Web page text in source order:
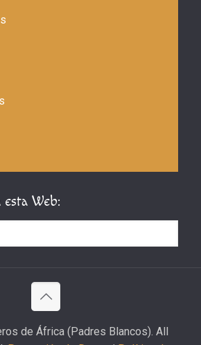
Web:
de África (Padres Blancos). All